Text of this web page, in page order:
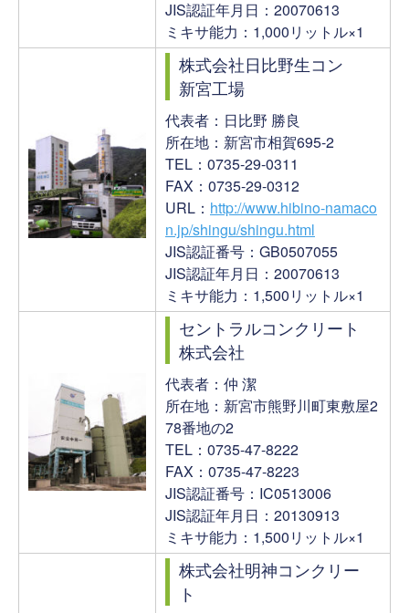
JIS認証年月日：20070613
ミキサ能力：1,000リットル×1
株式会社日比野生コン
新宮工場
代表者：日比野 勝良
所在地：新宮市相賀695-2
TEL：0735-29-0311
FAX：0735-29-0312
URL： http://www.hibino-namaco
n.jp/shingu/shingu.html
JIS認証番号：GB0507055
JIS認証年月日：20070613
ミキサ能力：1,500リットル×1
セントラルコンクリート
株式会社
代表者：仲 潔
所在地：新宮市熊野川町東敷屋2
78番地の2
TEL：0735-47-8222
FAX：0735-47-8223
JIS認証番号：IC0513006
JIS認証年月日：20130913
ミキサ能力：1,500リットル×1
株式会社明神コンクリー
ト